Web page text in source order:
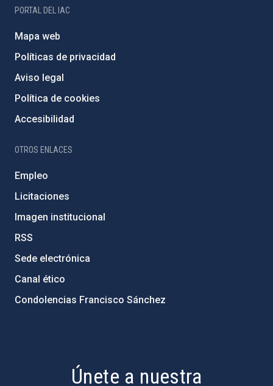
PORTAL DEL IAC
Mapa web
Políticas de privacidad
Aviso legal
Política de cookies
Accesibilidad
OTROS ENLACES
Empleo
Licitaciones
Imagen institucional
RSS
Sede electrónica
Canal ético
Condolencias Francisco Sánchez
Únete a nuestra